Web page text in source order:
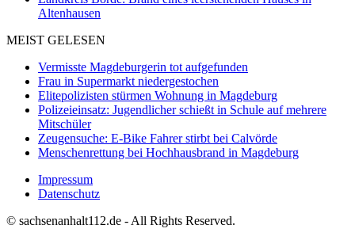
Altenhausen
MEIST GELESEN
Vermisste Magdeburgerin tot aufgefunden
Frau in Supermarkt niedergestochen
Elitepolizisten stürmen Wohnung in Magdeburg
Polizeieinsatz: Jugendlicher schießt in Schule auf mehrere
Mitschüler
Zeugensuche: E-Bike Fahrer stirbt bei Calvörde
Menschenrettung bei Hochhausbrand in Magdeburg
Impressum
Datenschutz
© sachsenanhalt112.de - All Rights Reserved.